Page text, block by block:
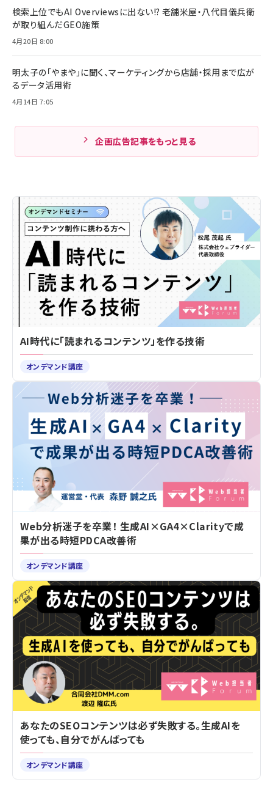
検索上位でもAI Overviewsに出ない!? 老舗米屋・八代目儀兵衛
が取り組んだGEO施策
4月20日 8:00
明太子の「やまや」に聞く、マーケティングから店舗・採用まで広が
るデータ活用術
4月14日 7:05
企画広告記事をもっと見る
AI時代に「読まれるコンテンツ」を作る技術
オンデマンド講座
Web分析迷子を卒業！ 生成AI×GA4×Clarityで成
果が出る時短PDCA改善術
オンデマンド講座
あなたのSEOコンテンツは必ず失敗する。生成AIを
使っても、自分でがんばっても
オンデマンド講座